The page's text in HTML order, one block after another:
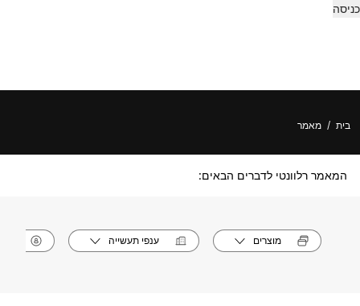
כניסה
בית / מאמר
המאמר רלוונטי לדברים הבאים:
מוצרים ענפי תעשייה